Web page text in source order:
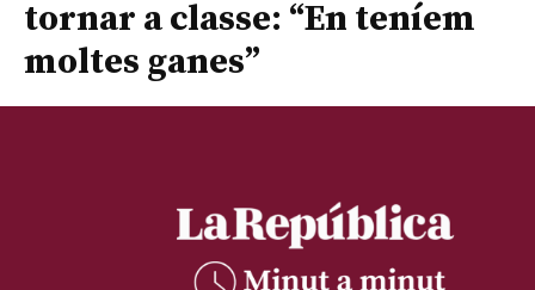
tornar a classe: “En teníem
moltes ganes”